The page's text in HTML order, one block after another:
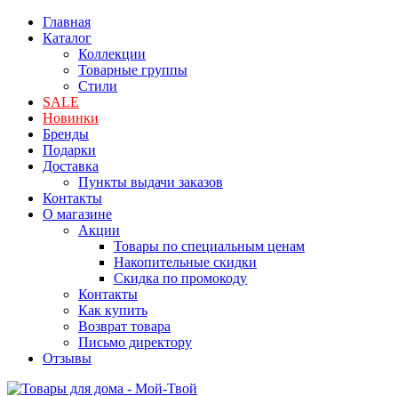
Главная
Каталог
Коллекции
Товарные группы
Стили
SALE
Новинки
Бренды
Подарки
Доставка
Пункты выдачи заказов
Контакты
О магазине
Акции
Товары по специальным ценам
Накопительные скидки
Скидка по промокоду
Контакты
Как купить
Возврат товара
Письмо директору
Отзывы